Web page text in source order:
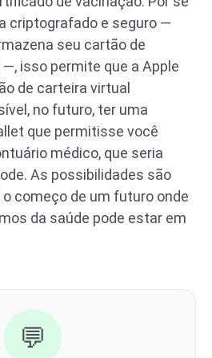
criptografado e seguro —
seu cartão de
isso permite que a Apple
de carteira virtual
no futuro, ter uma
que permitisse você
médico, que seria
As possibilidades são
começo de um futuro onde
da saúde pode estar em
💬